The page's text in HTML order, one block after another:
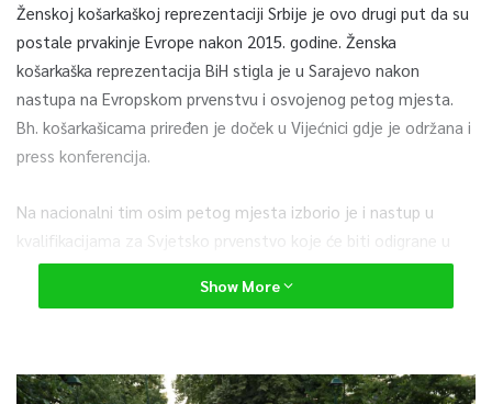
Ženskoj košarkaškoj reprezentaciji Srbije je ovo drugi put da su
postale prvakinje Evrope nakon 2015. godine. Ženska
košarkaška reprezentacija BiH stigla je u Sarajevo nakon
nastupa na Evropskom prvenstvu i osvojenog petog mjesta.
Bh. košarkašicama priređen je doček u Vijećnici gdje je održana i
press konferencija.
Na nacionalni tim osim petog mjesta izborio je i nastup u
kvalifikacijama za Svjetsko prvenstvo koje će biti odigrane u
februaru naredne godine.
Show More